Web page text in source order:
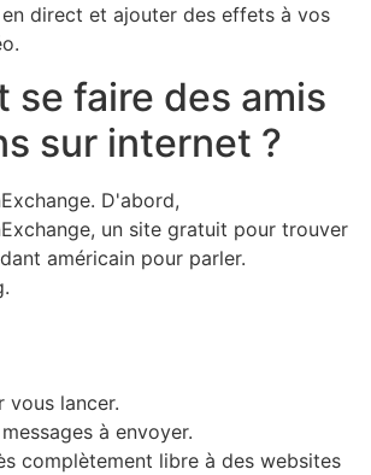
direct et ajouter des effets à vos
se faire des amis
sur internet ?
D'abord,
un site gratuit pour trouver
américain pour parler.
vous lancer.
à envoyer.
complètement libre à des websites